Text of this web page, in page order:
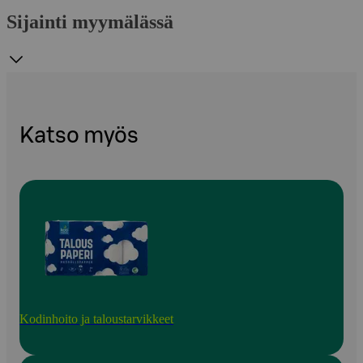
Sijainti myymälässä
Katso myös
Kodinhoito ja taloustarvikkeet